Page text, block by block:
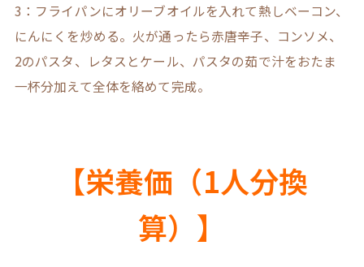
3：フライパンにオリーブオイルを入れて熱しベーコン、
にんにくを炒める。火が通ったら赤唐辛子、コンソメ、
2のパスタ、レタスとケール、パスタの茹で汁をおたま
一杯分加えて全体を絡めて完成。
【栄養価（1人分換
算）】